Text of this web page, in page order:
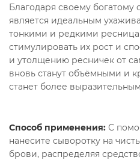
Благодаря своему богатому
является идеальным
тонкими и редкими
стимулировать их рост и
и утолщению ресничек от
вновь станут объёмными и
станет более
Способ применения: С
нанесите сыворотку на
брови, распределяя